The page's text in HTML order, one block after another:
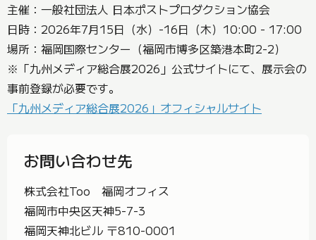
主催：一般社団法人 日本ポストプロダクション協会
日時：2026年7月15日（水）-16日（木）10:00 - 17:00
場所：福岡国際センター（福岡市博多区築港本町2-2）
※「九州メディア総合展2026」公式サイトにて、展示会の
事前登録が必要です。
「九州メディア総合展2026」オフィシャルサイト
お問い合わせ先
株式会社Too 福岡オフィス
福岡市中央区天神5-7-3
福岡天神北ビル 〒810-0001